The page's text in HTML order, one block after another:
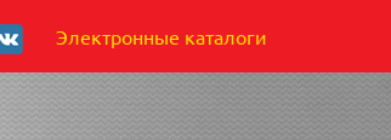
Электронные каталоги